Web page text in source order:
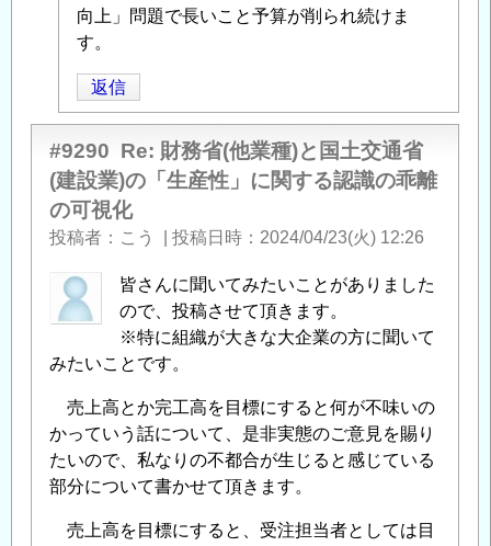
向上」問題で長いこと予算が削られ続けま
す。
返信
#9290 Re: 財務省(他業種)と国土交通省
(建設業)の「生産性」に関する認識の乖離
の可視化
投稿者 こう 投稿日時 2024/04/23(火) 12:26
皆さんに聞いてみたいことがありました
ので、投稿させて頂きます。
※特に組織が大きな大企業の方に聞いて
みたいことです。
売上高とか完工高を目標にすると何が不味いの
かっていう話について、是非実態のご意見を賜り
たいので、私なりの不都合が生じると感じている
部分について書かせて頂きます。
売上高を目標にすると、受注担当者としては目